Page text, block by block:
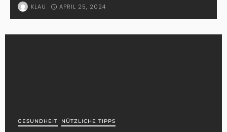
KLAU APRIL 25, 2024
GESUNDHEIT NÜTZLICHE TIPPS